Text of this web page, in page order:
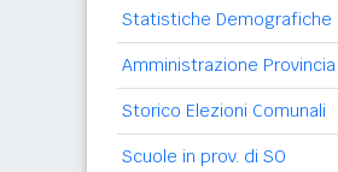
Statistiche Demografiche
Amministrazione Provincia
Storico Elezioni Comunali
Scuole in prov. di SO